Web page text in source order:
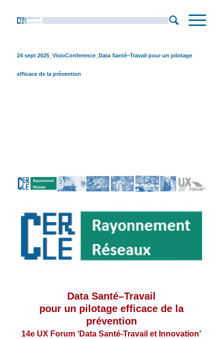
24 sept 2025_VisioConference_Data Santé–Travail pour un pilotage
efficace de la prévention
Data Santé–Travail
pour un pilotage efficace de la
prévention
14e UX Forum ‘Data Santé-Travail et Innovation’